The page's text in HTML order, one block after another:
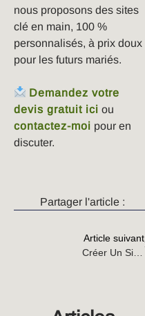
nous proposons des sites
clé en main, 100 %
personnalisés, à prix doux
pour les futurs mariés.
Demandez votre
devis gratuit ici ou
contactez-moi pour en
discuter.
Partager l'article :
Article suivant